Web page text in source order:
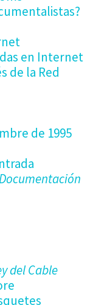
en Internet
de la Red
de 1995
del Cable